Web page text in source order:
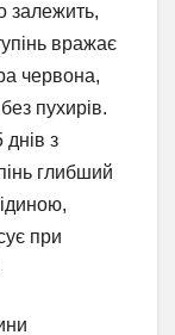
залежить,
вражає
червона,
пухирів.
днів з
глибший
при